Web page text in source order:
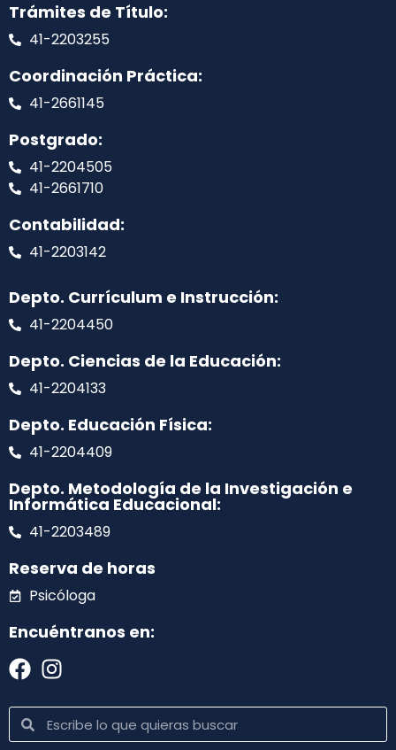
Trámites de Título:
41-2203255
Coordinación Práctica:
41-2661145
Postgrado:
41-2204505
41-2661710
Contabilidad:
41-2203142
Depto. Currículum e Instrucción:
41-2204450
Depto. Ciencias de la Educación:
41-2204133
Depto. Educación Física:
41-2204409
Depto. Metodología de la Investigación e
Informática Educacional:
41-2203489
Reserva de horas
Psicóloga
Encuéntranos en: